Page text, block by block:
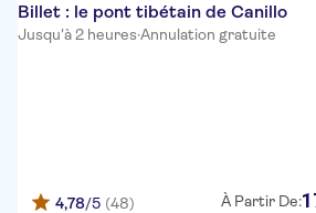
Billet : le pont tibétain de Canillo
Jusqu'à 2 heures·Annulation gratuite
4,78/5 (48) À Partir De: